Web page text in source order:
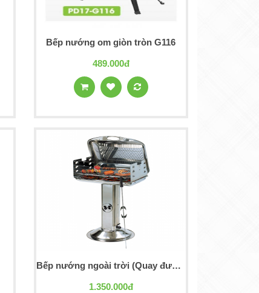
Bếp nướng om giòn tròn G116
489.000đ
Bếp nướng ngoài trời (Quay được cá, vịt,...)
1.350.000đ